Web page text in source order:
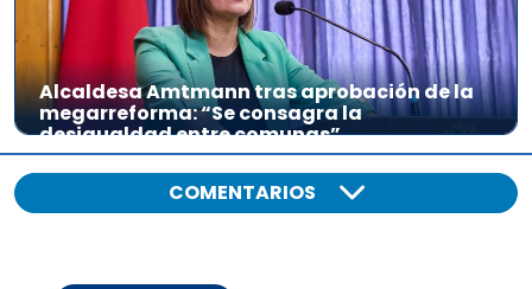
Alcaldesa Amtmann tras aprobación de la
megarreforma: “Se consagra la
desigualdad entre comunas”
COMENTARIOS